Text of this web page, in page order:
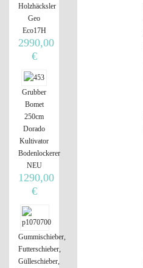
Holzhäcksler
Geo
Eco17H
2990,00
€
Grubber
Bomet
250cm
Dorado
Kultivator
Bodenlockerer
NEU
1290,00
€
Gummischieber,
Futterschieber,
Gülleschieber,